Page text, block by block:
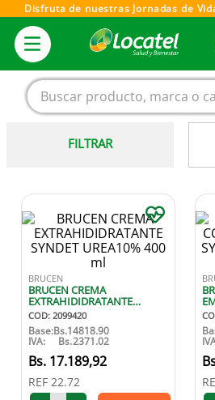
Disfruta de nuestras Jornadas de
Buscar producto, marca o
FILTRAR
BRUCEN
BRUCEN CREMA
EXTRAHIDIDRATANTE
SYNDET UREA10% 400 ml
COD: 2099420
Base:Bs.14818.90
IVA: Bs.2371.02
17.189,92
REF 22.72
%
3.
tensiometro
.
vitamina c
6.
vitamina
7.
champu
8.
miovit
9.
protector solar